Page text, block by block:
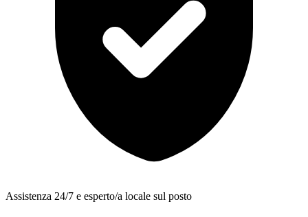
Assistenza 24/7 e esperto/a locale sul posto